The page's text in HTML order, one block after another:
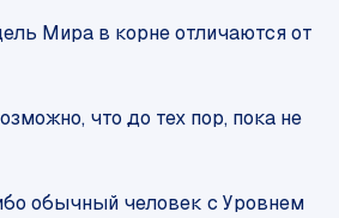
Мира в корне отличаются от
что до тех пор, пока не
обычный человек с Уровнем